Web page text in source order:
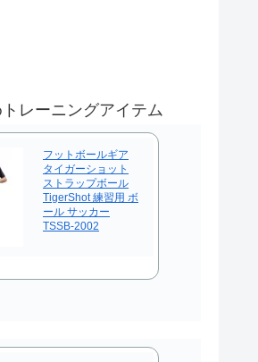
レーニングアイテム
フットボールギア
タイガーショット
ストラップボール
TigerShot 練習用 ボ
ール サッカー
TSSB-2002